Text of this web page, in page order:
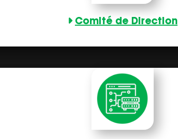
Comité de Direction